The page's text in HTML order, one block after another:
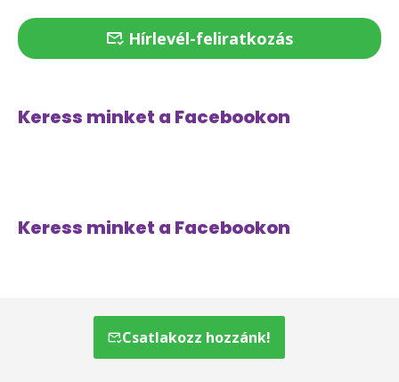
Hírlevél-feliratkozás
Keress minket a Facebookon
Keress minket a Facebookon
Csatlakozz hozzánk!